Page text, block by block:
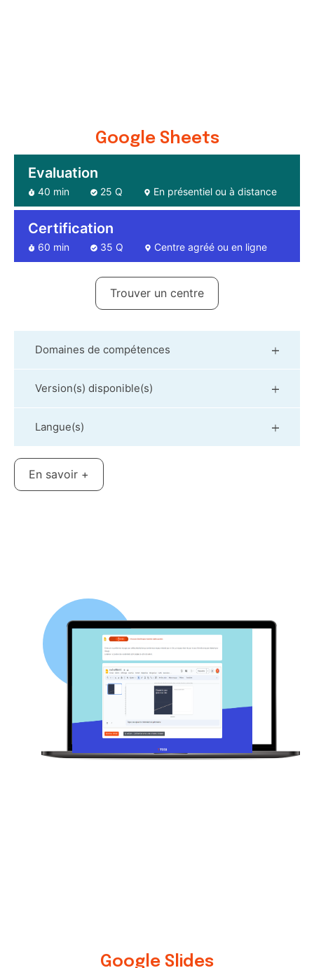
Google Sheets
Evaluation
40 min 25 Q En présentiel ou à distance
Certification
60 min 35 Q Centre agréé ou en ligne
Trouver un centre
Domaines de compétences
Version(s) disponible(s)
Langue(s)
En savoir +
Google Slides